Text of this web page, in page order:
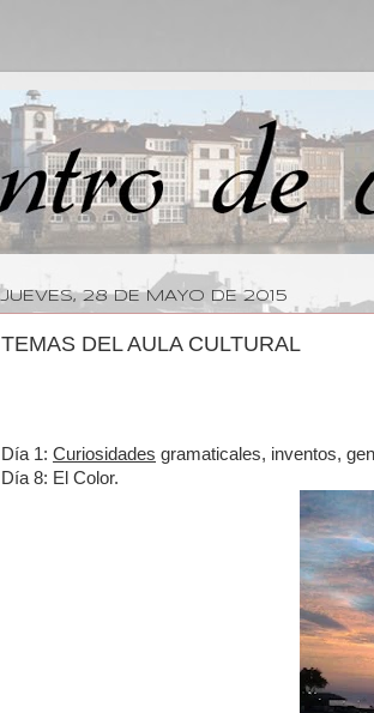
JUEVES, 28 DE MAYO DE 2015
TEMAS DEL AULA CULTURAL
Día 1: Curiosidades gramaticales, inventos,
Día 8: El Color.